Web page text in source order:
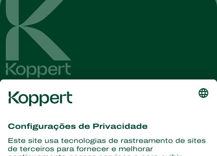
informações
Assine aqui